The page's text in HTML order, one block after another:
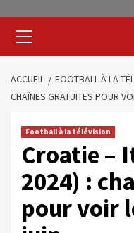
ACCUEIL FOOTBALL À LA
CHAÎNES GRATUITES POUR
Football à la télévision
Croatie –
2024) :
pour voir